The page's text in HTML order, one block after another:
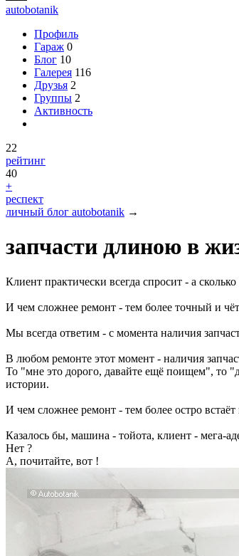
autobotanik
Профиль
Гараж 0
Блог 10
Галерея 116
Друзья 2
Группы 2
Активность
22
рейтинг
40
+
респект
личный блог autobotanik →
запчасти длиною в
Клиент практически всегда спросит - а
И чем сложнее ремонт - тем более точный и
Мы всегда ответим - с момента наличия
В любом ремонте этот момент - наличия
То "мне это дорого, давайте ещё поищем", то
истории.
И чем сложнее ремонт - тем более остро
Казалось бы, машина - тойота, клиент - мега-
Нет ?
А, почитайте, вот !